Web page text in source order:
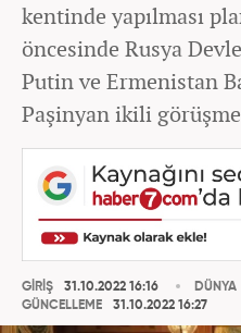
kentinde yapılması
öncesinde Rusya
Putin ve Ermenistan
Paşinyan ikili
GİRİŞ
31.10.2022 16:16
GÜNCELLEME
31.10.2022 16:27
DÜNYA